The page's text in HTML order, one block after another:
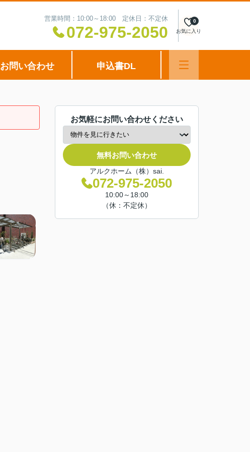
営業時間：10:00～18:00 定休日：不定休
072-975-2050 お気に入り
0
お問い合わせ 申込書DL
お気軽にお問い合わせください
無料お問い合わせ
アルクホーム（株）sai.
072-975-2050
10:00～18:00
（休：不定休）